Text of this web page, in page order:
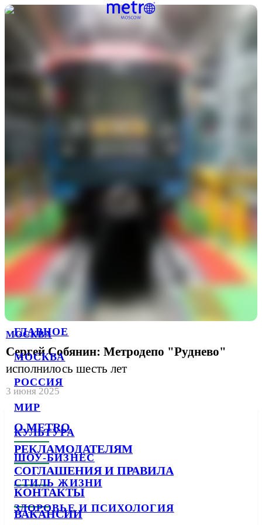
ГЛАВНОЕ
МОСКВА
РОССИЯ
МИР
КУЛЬТУРА
ШОУ-БИЗНЕС
СТИЛЬ ЖИЗНИ
ЗДОРОВЬЕ И ПСИХОЛОГИЯ
МОСКВА
Сергей Собянин: Метродепо "Руднево"
исполнилось шесть лет
3 июня 2025
О METRO
РЕКЛАМОДАТЕЛЯМ
СОГЛАШЕНИЯ И ПРАВИЛА
КОНТАКТЫ
ВАКАНСИИ